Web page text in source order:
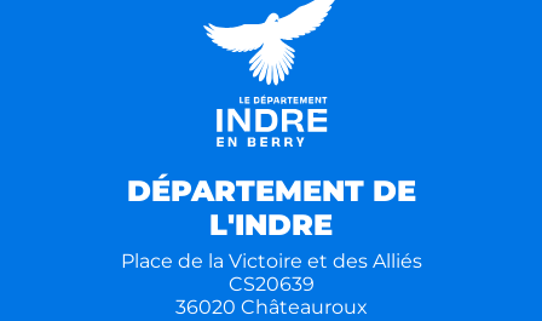
DÉPARTEMENT DE
L'INDRE
Place de la Victoire et des Alliés
CS20639
36020 Châteauroux